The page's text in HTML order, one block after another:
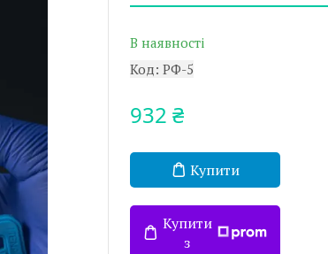
В наявності
Код: РФ-5
932 ₴
Купити
Купити
з